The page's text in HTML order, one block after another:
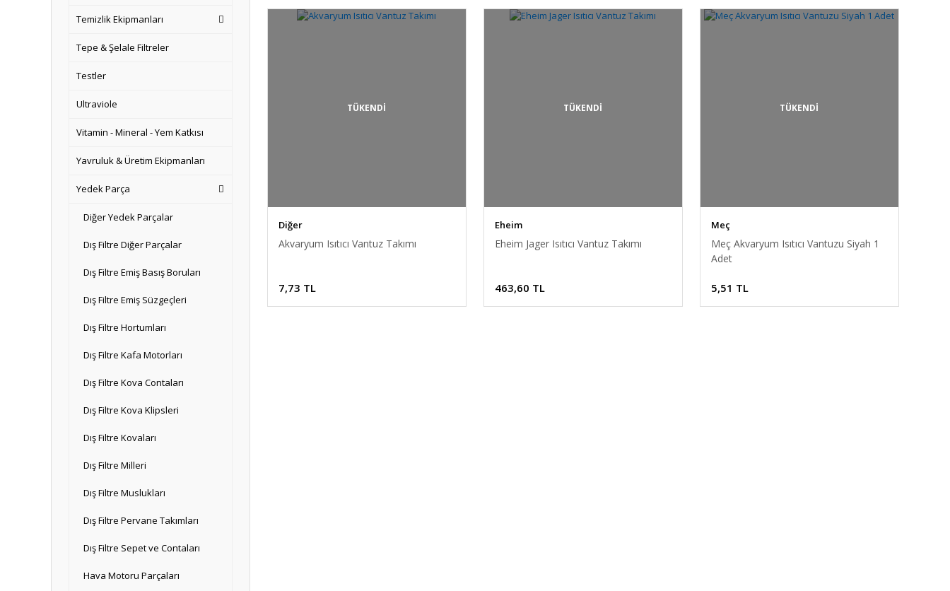
Temizlik Ekipmanları
Tepe & Şelale Filtreler
Testler
Ultraviole
Vitamin - Mineral - Yem Katkısı
Yavruluk & Üretim Ekipmanları
Yedek Parça
Diğer Yedek Parçalar
Dış Filtre Diğer Parçalar
Dış Filtre Emiş Basış Boruları
Dış Filtre Emiş Süzgeçleri
Dış Filtre Hortumları
Dış Filtre Kafa Motorları
Dış Filtre Kova Contaları
Dış Filtre Kova Klipsleri
Dış Filtre Kovaları
Dış Filtre Milleri
Dış Filtre Muslukları
Dış Filtre Pervane Takımları
Dış Filtre Sepet ve Contaları
Hava Motoru Parçaları
TÜKENDİ
Diğer
Akvaryum Isıtıcı Vantuz Takımı
7,73 TL
TÜKENDİ
Eheim
Eheim Jager Isıtıcı Vantuz Takımı
463,60 TL
TÜKENDİ
Meç
Meç Akvaryum Isıtıcı Vantuzu Siyah 1
Adet
5,51 TL